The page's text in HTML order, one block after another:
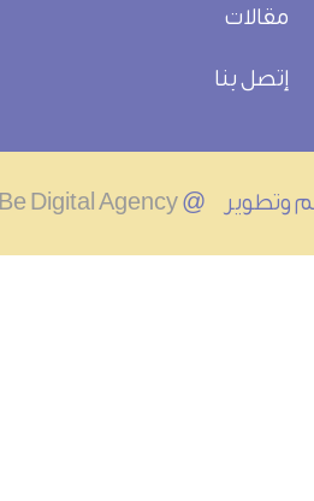
مقالات
إتصل بنا
Be Digital Agency